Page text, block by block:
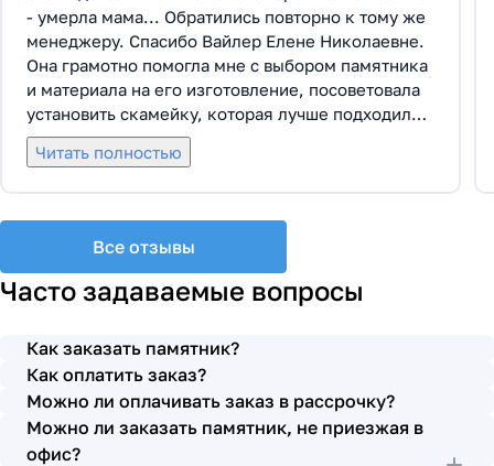
- умерла мама... Обратились повторно к тому же
менеджеру. Спасибо Вайлер Елене Николаевне.
Она грамотно помогла мне с выбором памятника
и материала на его изготовление, посоветовала
установить скамейку, которая лучше подходила
по общему дизайну. Вышли на улицу, посмотрели
представленные варианты, я определилась с
все этапы которого были выполнены вовремя и
без нареканий с нашей стороны, все наши
просьбы учтены. В первое наше обращение мы
бригада Головачёва Владимира. Поэтому и в этот
раз я поросила, если можно, то назначить эту же
бригаду. Мне пошли на встречу, спасибо. Ребята
работают спокойно, но в тоже время, соблюдая
всю технологию, работаю слаженно и
Читать полностью
Все отзывы
Часто задаваемые вопросы
Как заказать памятник?
Как оплатить заказ?
Можно ли оплачивать заказ в рассрочку?
Можно ли заказать памятник, не приезжая в
офис?